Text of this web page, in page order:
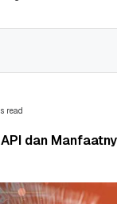
read
API dan